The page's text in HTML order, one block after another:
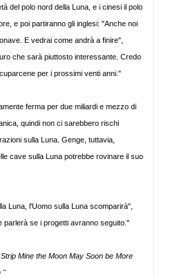
del polo nord della Luna, e i cinesi il polo
e poi partiranno gli inglesi: "Anche noi
E vedrai come andrà a finire",
che sarà piuttosto interessante. Credo
per i prossimi venti anni."
ferma per due miliardi e mezzo di
quindi non ci sarebbero rischi
sulla Luna. Genge, tuttavia,
cave sulla Luna potrebbe rovinare il suo
Luna, l'Uomo sulla Luna scomparirà",
parlerà se i progetti avranno seguito."
Mine the Moon May Soon be More
"